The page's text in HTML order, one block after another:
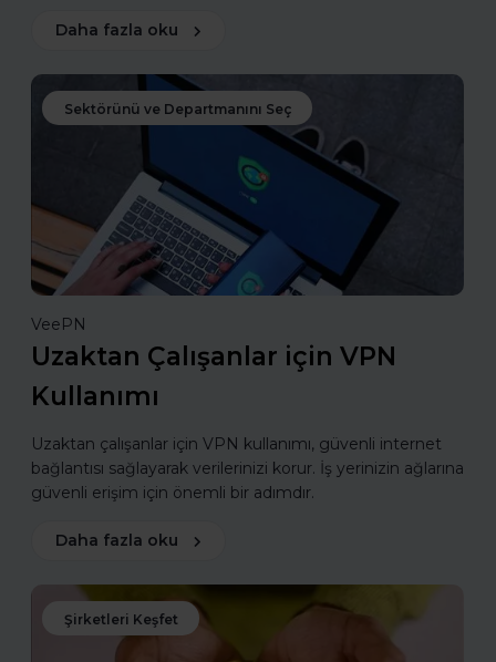
Daha fazla oku
Sektörünü ve Departmanını Seç
VeePN
Uzaktan Çalışanlar için VPN
Kullanımı
Uzaktan çalışanlar için VPN kullanımı, güvenli internet
bağlantısı sağlayarak verilerinizi korur. İş yerinizin ağlarına
güvenli erişim için önemli bir adımdır.
Daha fazla oku
Şirketleri Keşfet